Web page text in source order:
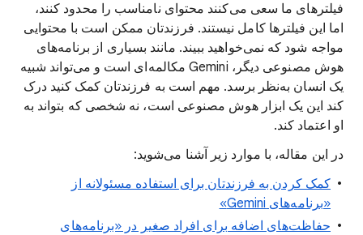
فیلترهای ما سعی می‌کنند محتوای نامناسب را محدود کنند،
اما این فیلترها کامل نیستند. فرزندتان ممکن است با محتوایی
مواجه شود که نمی‌خواهید ببیند. مانند بسیاری از برنامه‌های
هوش مصنوعی دیگر، Gemini مکالمه‌ای است و می‌تواند شبیه
یک انسان به‌نظر برسد. مهم است به فرزندتان کمک کنید درک
کند این یک ابزار هوش مصنوعی است، نه شخصی که بتواند به
او اعتماد کند.
در این مقاله، با موارد زیر آشنا می‌شوید:
کمک کردن به فرزندتان برای استفاده مسئولانه از
«برنامه‌های Gemini»
حفاظت‌های اضافه برای افراد صغیر در «برنامه‌های